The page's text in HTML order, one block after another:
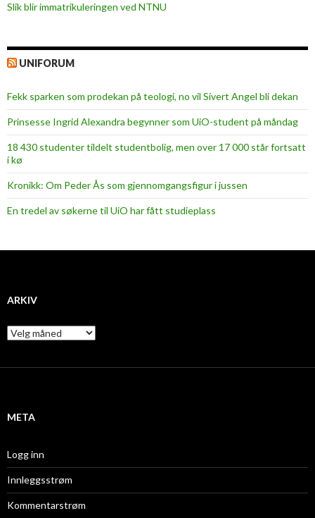
Slik blir immatrikuleringen ved NTNU
UNIFORUM
Fekk sparken som prodekan på teologi, no vil Sivert Angel bli dekan
Prinsesse Ingrid Alexandra begynner som UiO-student på måndag
18 430 studenter tildelt studentbolig, men over 17 000 står fortsatt
i kø
Kronikk: Om Peder Ås som gjennomgangsfigur i jussen
En tredel av søkerne til UiO har fått studieplass
ARKIV
A
r
i
META
Logg inn
Innleggsstrøm
Kommentarstrøm